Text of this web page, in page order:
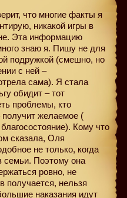
что многие факты я
никакой игры в
Эта информацию
знаю я. Пишу не для
подружкой (смешно, но
с ней –
сама). Я стала
обидит – тот
проблемы, кто
получит желаемое (
Кому что
сказала, Оля
не только, когда
семьи. Поэтому она
ровно, не
получается, нельзя
наказания идут